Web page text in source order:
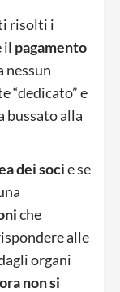
risolti i
il pagamento
nessun
“dedicato” e
bussato alla
dei socie se
che
alle
organi
non si